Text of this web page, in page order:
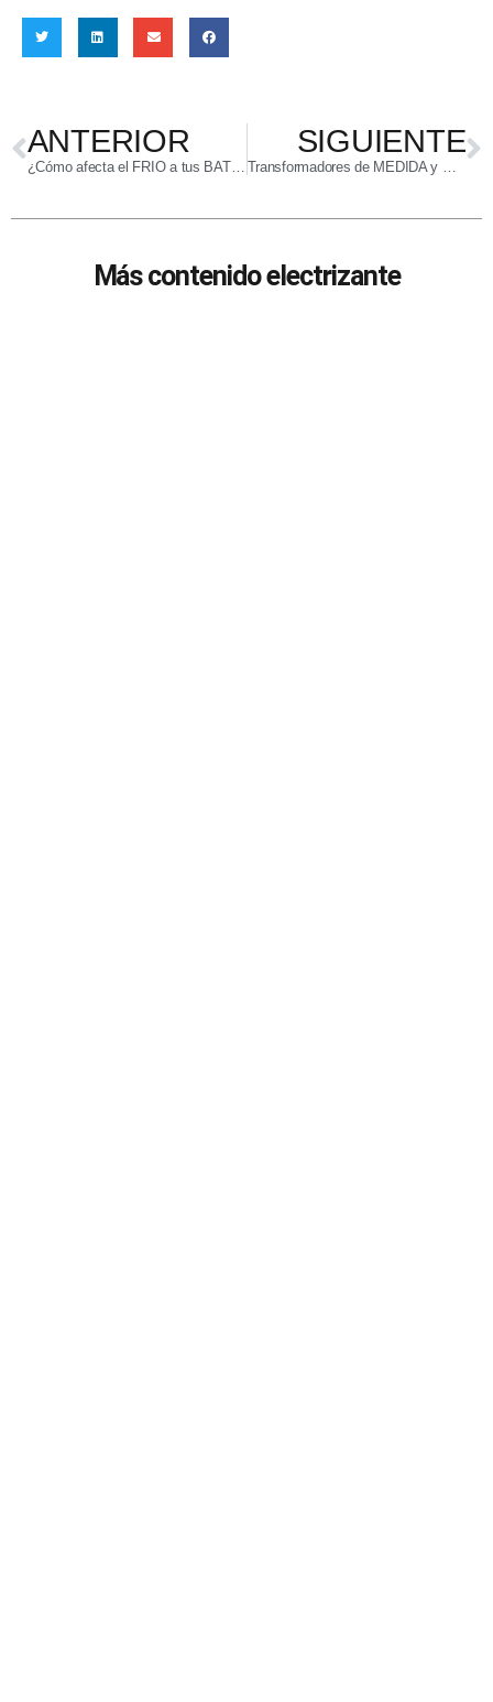
ANTERIOR
¿Cómo afecta el FRÍO a tus BATERÍAS? Así funcionan las pilas y baterías
SIGUIENTE
Transformadores de MEDIDA y PROTECCIÓN: Cálculo y Dimensionamiento
Más contenido electrizante